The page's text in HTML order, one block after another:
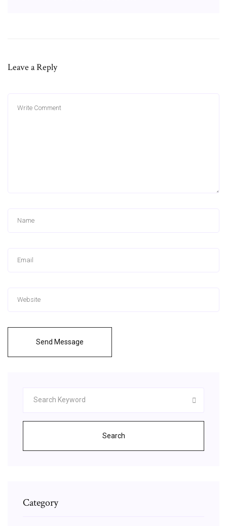
Leave a Reply
Send Message
Search
Category